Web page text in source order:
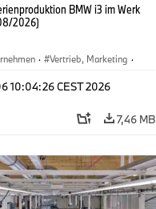
BMW i3 im Werk
2026)
· Vertrieb, Marketing ·
10:04:26 CEST 2026
7,46 MB